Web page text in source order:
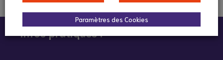
Infos pratiques :
Paramètres des Cookies